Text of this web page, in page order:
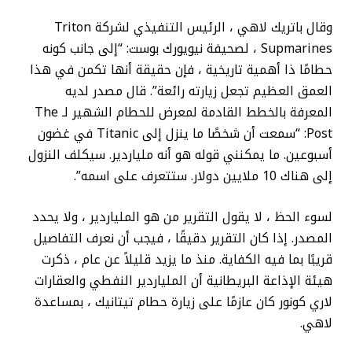
وقال باتريك لاهي ، الرئيس التنفيذي لشركة Triton
Supmarines ، لصحيفة نيويورك بوست: “إلى جانب كونه
حطامًا ذا أهمية تاريخية ، فإن حقيقة أنها تكمن في هذا
العمق العظيم تجعل زيارته رائعة”. قال مصدر لديه
المعرفة بالخطط القادمة لمعرض للحطام الشهير لـ The
Post: “سمعت أن شخصًا ما ينزل إلى Titanic في غضون
أسبوعين. ما يمكنني قوله هو أنه ملياردير. سيكلف النزول
إلى هناك 10 ملايين دولار. ستتعرف على اسمه”.
لسوء الحظ ، لا يقول التقرير من هو الملياردير ، ولا يحدد
المصدر. إذا كان التقرير دقيقًا ، فيجب أن نعرف التفاصيل
قريبًا بما فيه الكفاية. منذ ما يزيد قليلاً عن عام ، ذكرت
هيئة الإذاعة البريطانية أن الملياردير النفطي والعقارات
لاري كونور كان عازمًا على زيارة حطام تيتانيك ، بمساعدة
لاهي.